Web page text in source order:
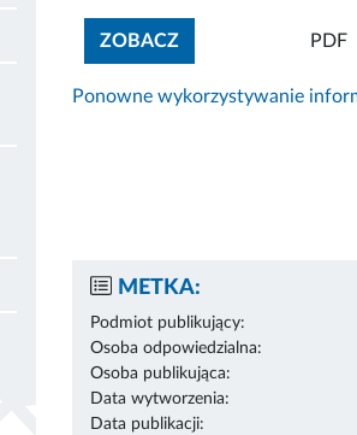
ZOBACZZOBACZ PDF
Ponowne wykorzystywanie
METKA:
Podmiot publikujący:
Osoba odpowiedzialna:
Osoba publikująca:
Data wytworzenia:
Data publikacji: